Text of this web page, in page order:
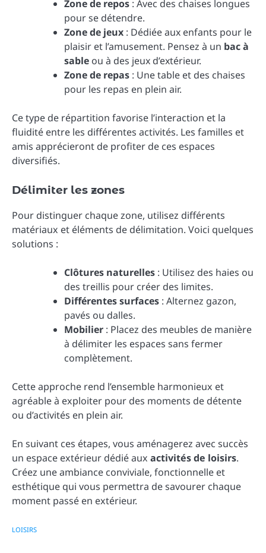
Zone de repos : Avec des chaises longues
pour se détendre.
Zone de jeux : Dédiée aux enfants pour le
plaisir et l’amusement. Pensez à un bac à
sable ou à des jeux d’extérieur.
Zone de repas : Une table et des chaises
pour les repas en plein air.
Ce type de répartition favorise l’interaction et la
fluidité entre les différentes activités. Les familles et
amis apprécieront de profiter de ces espaces
diversifiés.
Délimiter les zones
Pour distinguer chaque zone, utilisez différents
matériaux et éléments de délimitation. Voici quelques
solutions :
Clôtures naturelles : Utilisez des haies ou
des treillis pour créer des limites.
Différentes surfaces : Alternez gazon,
pavés ou dalles.
Mobilier : Placez des meubles de manière
à délimiter les espaces sans fermer
complètement.
Cette approche rend l’ensemble harmonieux et
agréable à exploiter pour des moments de détente
ou d’activités en plein air.
En suivant ces étapes, vous aménagerez avec succès
un espace extérieur dédié aux activités de loisirs.
Créez une ambiance conviviale, fonctionnelle et
esthétique qui vous permettra de savourer chaque
moment passé en extérieur.
LOISIRS